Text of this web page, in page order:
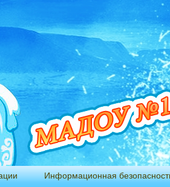
Информационная